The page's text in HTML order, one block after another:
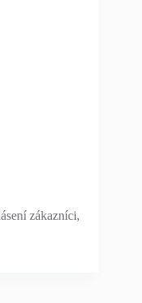
zákazníci,